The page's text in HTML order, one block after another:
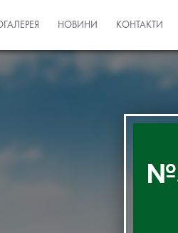
НОВИНИ КОНТАКТИ